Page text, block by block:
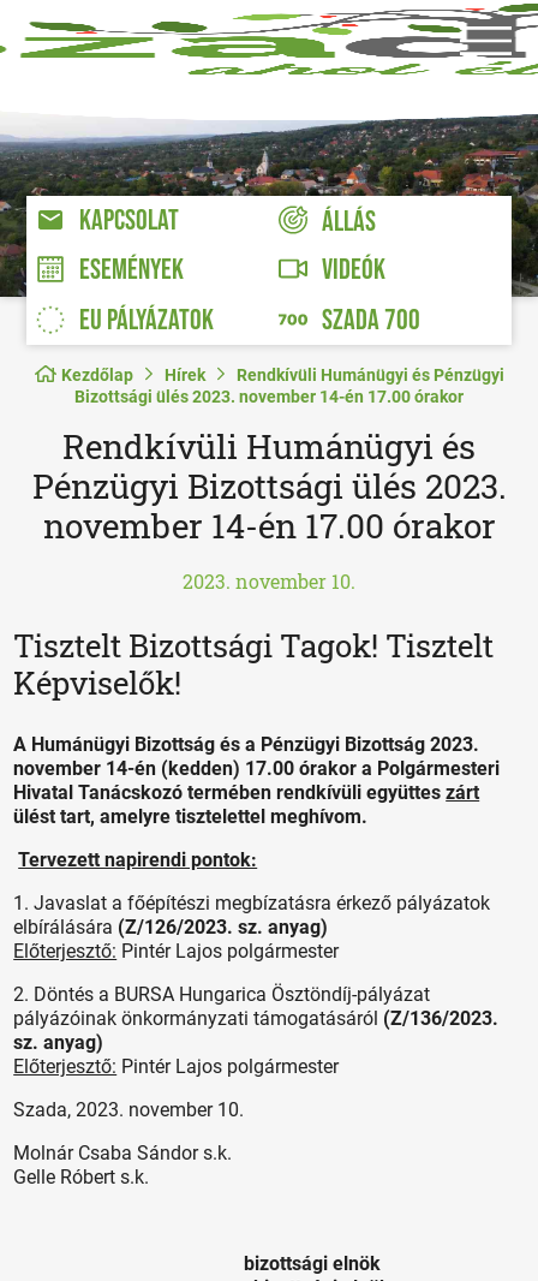
KAPCSOLAT
ÁLLÁS
ESEMÉNYEK
VIDEÓK
EU PÁLYÁZATOK
SZADA 700
Kezdőlap Hírek
Rendkívüli Humánügyi és Pénzügyi
Bizottsági ülés 2023. november 14-én 17.00 órakor
Rendkívüli Humánügyi és
Pénzügyi Bizottsági ülés 2023.
november 14-én 17.00 órakor
2023. november 10.
Tisztelt Bizottsági Tagok! Tisztelt
Képviselők!
A Humánügyi Bizottság és a Pénzügyi Bizottság 2023.
november 14-én (kedden) 17.00 órakor a Polgármesteri
Hivatal Tanácskozó termében rendkívüli együtteszárt
ülést tart, amelyre tisztelettel meghívom.
Tervezett napirendi pontok:
1. Javaslat a főépítészi megbízatásra érkező pályázatok
elbírálására (Z/126/2023. sz. anyag)
Előterjesztő: Pintér Lajos polgármester
2. Döntés a BURSA Hungarica Ösztöndíj-pályázat
pályázóinak önkormányzati támogatásáról (Z/136/2023.
sz. anyag)
Előterjesztő: Pintér Lajos polgármester
Szada, 2023. november 10.
Molnár Csaba Sándor s.k.
Gelle Róbert s.k.
bizottsági elnök